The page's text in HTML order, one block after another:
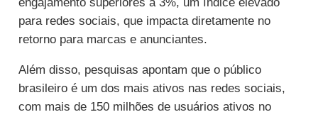
para redes sociais, que impacta diretamente no
retorno para marcas e anunciantes.
Além disso, pesquisas apontam que o público
brasileiro é um dos mais ativos nas redes sociais,
com mais de 150 milhões de usuários ativos no